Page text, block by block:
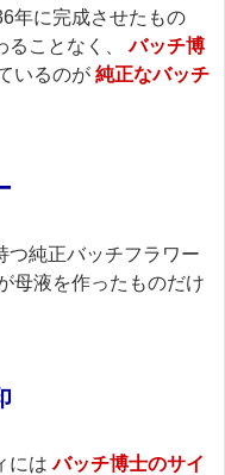
年に完成させたもの
ることなく、バッチ博
いるのが 純正なバッチ
純正バッチフラワー
母液を作ったものだけ
にはバッチ博士のサイ